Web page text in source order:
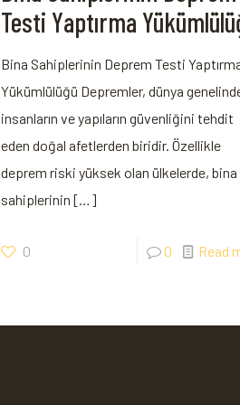
Testi Yaptırma
Bina Sahiplerinin Deprem Testi
Yükümlülüğü Depremler, dünya
insanların ve yapıların güvenliğini tehdit
eden doğal afetlerden biridir. Özellikle
deprem riski yüksek olan ülkelerde, bina
sahiplerinin […]
0 0 Read